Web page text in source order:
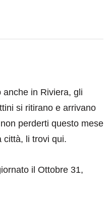
anche in Riviera, gli
si ritirano e arrivano
perderti questo mese
città, li trovi qui.
il Ottobre 31,